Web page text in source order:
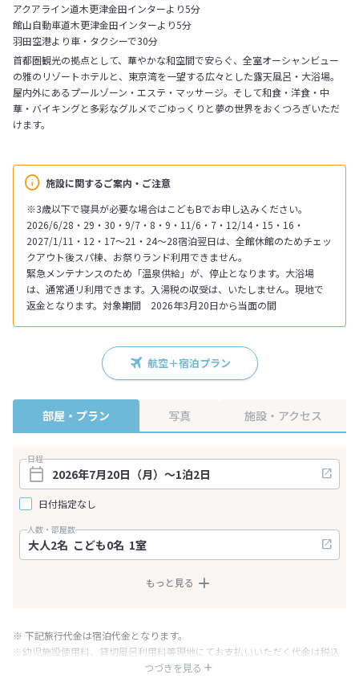
アクアライン道木更津金田インターより5分
館山自動車道木更津金田インターより5分
羽田空港より車・タクシーで30分
施設に関するご案内・ご注意
※3歳以下で寝具が必要な場合はこどもBでお申し込みください。
2026/6/28・29・30・9/7・8・9・11/6・7・12/14・15・16・
2027/1/11・12・17～21・24～28宿泊翌日は、全館休館のためチェッ
クアウト後スパ棟、お祭りランド利用できません。
緊急メンテナンスのため「温泉供給」が、停止となります。大浴場
は、通常通リ利用できます。入湯税の収受は、いたしません。現地で
返金となります。対象期間 2026年3月20日から当面の間
首都圏観光の拠点として、華やかな和空間で安らぐ、全室オーシャンビュー
の雅のリゾートホテルと、東京湾を一望する広々とした露天風呂・大浴場。
屋内外にあるプールゾーン・エステ・マッサージ。そして和食・洋食・中
華・バイキングと多彩なグルメでごゆっくりと夢の世界をおくつろぎいただ
けます。
航空＋宿泊プラン
部屋・プラン 写真 施設・アクセス
日程
日付指定なし
人数・部屋数
もっと見る
つづきを見る
※ 下記旅行代金は宿泊代金となります。
※幼児施設使用料、貸切風呂利用料等現地にてお支払いいただく代金は税込
み表記となりますが、消費税増税に伴い代金が一部変更となる場合がござい